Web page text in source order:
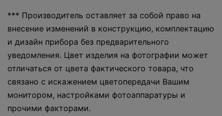
*** Производитель оставляет за собой право на
внесение изменений в конструкцию, комплектацию
и дизайн прибора без предварительного
уведомления. Цвет изделия на фотографии может
отличаться от цвета фактического товара, что
связано с искажением цветопередачи Вашим
монитором, настройками фотоаппаратуры и
прочими факторами.